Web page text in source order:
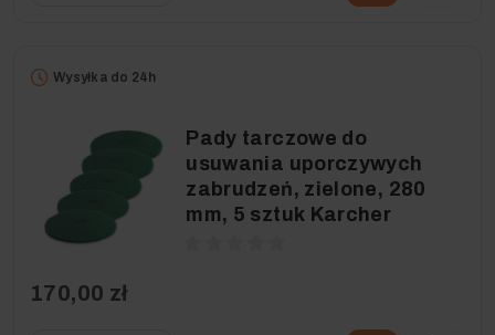
Wysyłka do 24h
Pady tarczowe do
usuwania uporczywych
zabrudzeń, zielone, 280
mm, 5 sztuk Karcher
170,00 zł